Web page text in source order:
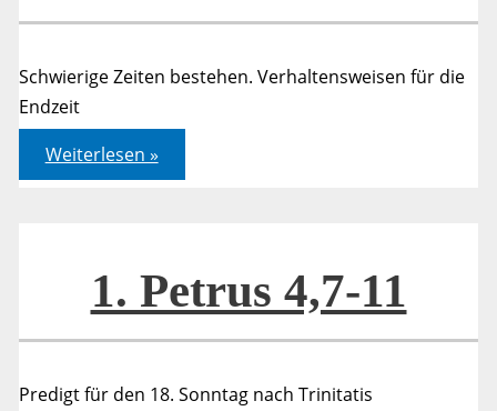
Schwierige Zeiten bestehen. Verhaltensweisen für die
Endzeit
1.
Petrus
4,7-
Weiterlesen »
1. Petrus 4,7-11
Predigt für den 18. Sonntag nach Trinitatis